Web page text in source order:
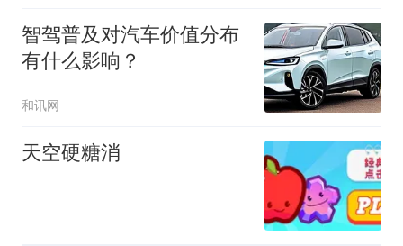
智驾普及对汽车价值分布
有什么影响？
和讯网
天空硬糖消